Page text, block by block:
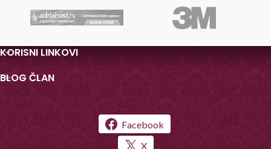
KORISNI LINKOVI
BLOG ČLAN
Facebook
X